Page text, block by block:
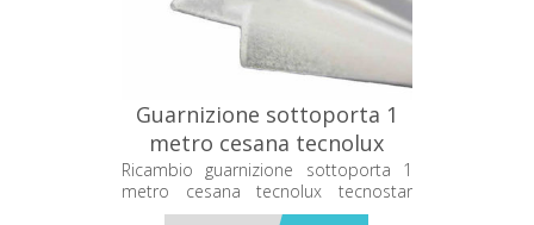
Guarnizione sottoporta 1
metro cesana tecnolux
tecnostar 8mm
62090044121L
Ricambio guarnizione sottoporta 1
metro cesana tecnolux tecnostar
8mm 62090044121L